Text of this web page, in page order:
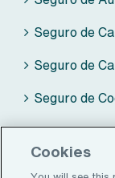
Seguro de
Seguro de
Seguro de
Seguro de
Seguro de
Cookies